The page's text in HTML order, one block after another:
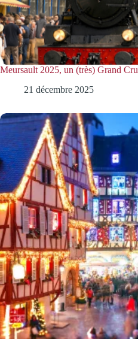
Meursault 2025, un (très) Grand Cru
21 décembre 2025